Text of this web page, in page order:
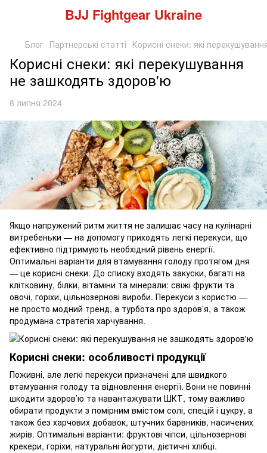
BJJ Fightgear Ukraine
Блог Партнерські статті Корисні снеки: які
Корисні снеки: які перекушування
не зашкодять здоров'ю
8 липня 2024
Якщо напружений ритм життя не залишає часу на кулінарні
витребеньки — на допомогу приходять легкі перекуси, що
ефективно підтримують необхідний рівень енергії.
Оптимальні варіанти для втамування голоду протягом дня
— це корисні снеки. До списку входять закуски, багаті на
клітковину, білки, вітаміни та мінерали: свіжі фрукти та
овочі, горіхи, цільнозернові вироби. Перекуси з користю —
не просто модний тренд, а турбота про здоров’я, а також
продумана стратегія харчування.
Корисні снеки: особливості продукції
Поживні, але легкі перекуси призначені для швидкого
втамування голоду та відновлення енергії. Вони не повинні
шкодити здоров’ю та навантажувати ШКТ, тому важливо
обирати продукти з помірним вмістом солі, спецій і цукру, а
також без харчових добавок, штучних барвників, насичених
жирів. Оптимальні варіанти: фруктові чіпси, цільнозернові
крекери, горіхи, натуральні йогурти, дієтичні хлібці.